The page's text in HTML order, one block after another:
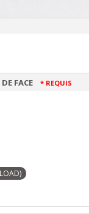
FACE * REQUIS